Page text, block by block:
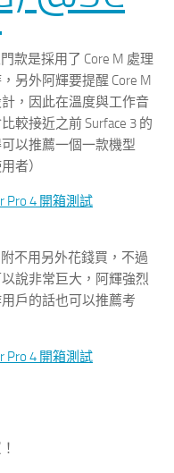
款是採用了 Core M 處理
另外阿輝要提醒 Core M
，因此在溫度與工作音
較接近之前 Surface 3 的
以推薦一個一款機型
者）
不用另外花錢買，不過
說非常巨大，阿輝強烈
戶的話也可以推薦考